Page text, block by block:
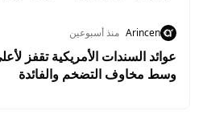
Arincen منذ أسبوعين
عوائد السندات الأمريكية تقفز
وسط مخاوف التضخم والفائدة